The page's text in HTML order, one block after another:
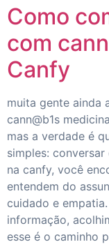
Como
com
Canfy
muita gente ainda
cann@b1s
mas a verdade é
simples:
na canfy, você
entendem do
cuidado e empatia.
informação,
esse é o caminho